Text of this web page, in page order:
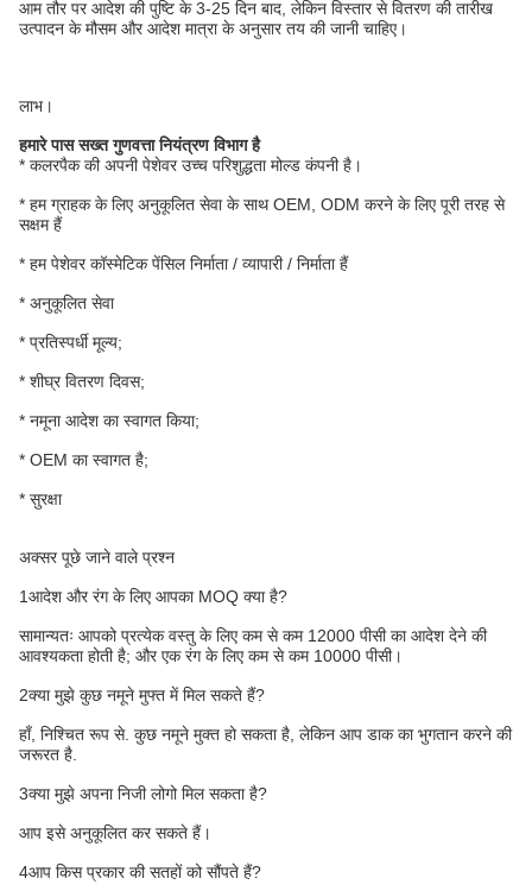
आम तौर पर आदेश की पुष्टि के 3-25 दिन बाद, लेकिन विस्तार से वितरण की तारीख
उत्पादन के मौसम और आदेश मात्रा के अनुसार तय की जानी चाहिए।
लाभ।
हमारे पास सख्त गुणवत्ता नियंत्रण विभाग है
* कलरपैक की अपनी पेशेवर उच्च परिशुद्धता मोल्ड कंपनी है।
* हम ग्राहक के लिए अनुकूलित सेवा के साथ OEM, ODM करने के लिए पूरी तरह से
सक्षम हैं
* हम पेशेवर कॉस्मेटिक पेंसिल निर्माता / व्यापारी / निर्माता हैं
* अनुकूलित सेवा
* प्रतिस्पर्धी मूल्य;
* शीघ्र वितरण दिवस;
* नमूना आदेश का स्वागत किया;
* OEM का स्वागत है;
* सुरक्षा
अक्सर पूछे जाने वाले प्रश्न
1आदेश और रंग के लिए आपका MOQ क्या है?
सामान्यतः आपको प्रत्येक वस्तु के लिए कम से कम 12000 पीसी का आदेश देने की
आवश्यकता होती है; और एक रंग के लिए कम से कम 10000 पीसी।
2क्या मुझे कुछ नमूने मुफ्त में मिल सकते हैं?
हाँ, निश्चित रूप से. कुछ नमूने मुक्त हो सकता है, लेकिन आप डाक का भुगतान करने की
जरूरत है.
3क्या मुझे अपना निजी लोगो मिल सकता है?
आप इसे अनुकूलित कर सकते हैं।
4आप किस प्रकार की सतहों को सौंपते हैं?